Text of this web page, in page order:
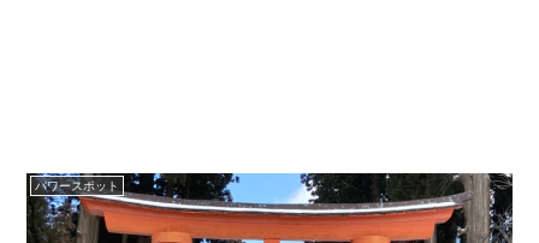
パワースポット